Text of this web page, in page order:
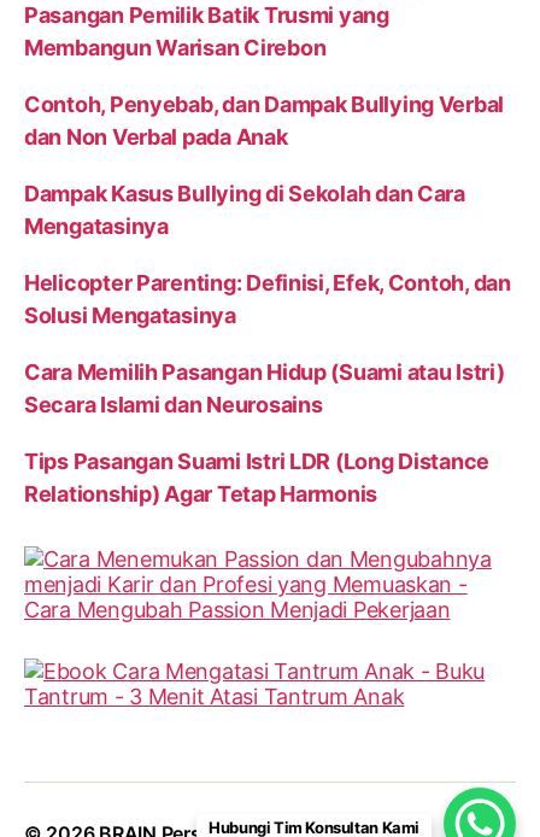
Pasangan Pemilik Batik Trusmi yang
Membangun Warisan Cirebon
Contoh, Penyebab, dan Dampak Bullying Verbal
dan Non Verbal pada Anak
Dampak Kasus Bullying di Sekolah dan Cara
Mengatasinya
Helicopter Parenting: Definisi, Efek, Contoh, dan
Solusi Mengatasinya
Cara Memilih Pasangan Hidup (Suami atau Istri)
Secara Islami dan Neurosains
Tips Pasangan Suami Istri LDR (Long Distance
Relationship) Agar Tetap Harmonis
Hubungi Tim Konsultan Kami